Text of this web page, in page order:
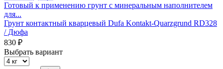
Готовый к применению грунт с минеральным наполнителем
для...
Грунт контактный кварцевый Dufa Kontakt-Quarzgrund RD328
/ Дюфа
830 ₽
Выбрать вариант